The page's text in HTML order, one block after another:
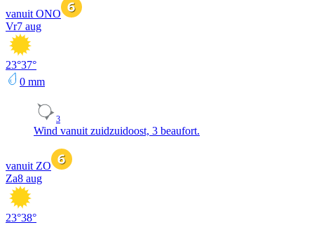
vanuit ONO
Vr7 aug
23°37°
0 mm
3
Wind vanuit zuidzuidoost, 3 beaufort.
vanuit ZO
Za8 aug
23°38°